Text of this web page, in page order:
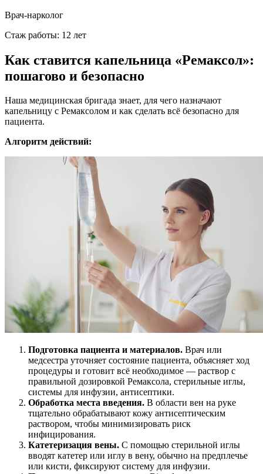
Врач-нарколог
Стаж работы: 12 лет
Как ставится капельница «Ремаксол»:
пошагово и безопасно
Наша медицинская бригада знает, для чего назначают
капельницу с Ремаксолом и как сделать всё безопасно для
пациента.
Алгоритм действий:
Подготовка пациента и материалов. Врач или
медсестра уточняет состояние пациента, объясняет ход
процедуры и готовит всё необходимое — раствор с
правильной дозировкой Ремаксола, стерильные иглы,
системы для инфузии, антисептики.
Обработка места введения. В области вен на руке
тщательно обрабатывают кожу антисептическим
раствором, чтобы минимизировать риск
инфицирования.
Катетеризация вены. С помощью стерильной иглы
вводят катетер или иглу в вену, обычно на предплечье
или кисти, фиксируют систему для инфузии.